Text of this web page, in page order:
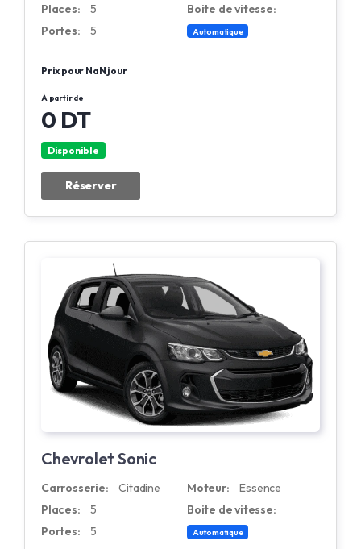
Places:
5
Portes:
5
Boite de vitesse:
Automatique
Prix pour NaN jour
À partir de
0 DT
Disponible
Réserver
Chevrolet Sonic
Carrosserie:
Citadine
Places:
5
Portes:
5
Moteur:
Essence
Boite de vitesse:
Automatique